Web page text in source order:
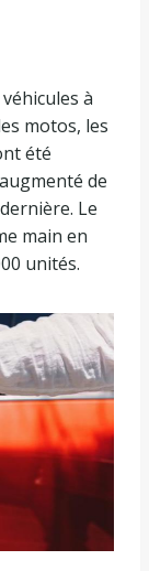
à
motos, les
été
de
Le
main en
unités.